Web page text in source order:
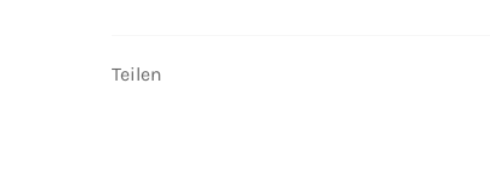
Teilen